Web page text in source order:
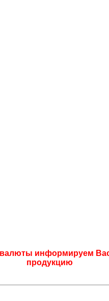
валюты информируем
продукцию